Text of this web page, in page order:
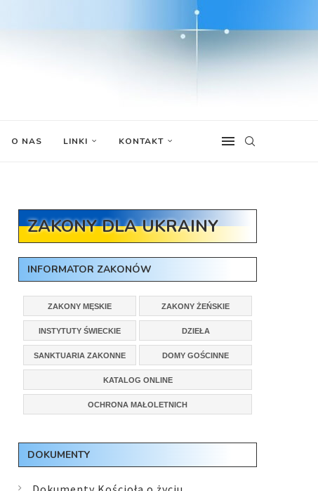
O NAS LINKI KONTAKT
ZAKONY DLA UKRAINY
INFORMATOR ZAKONÓW
ZAKONY MĘSKIE ZAKONY ŻEŃSKIE
INSTYTUTY ŚWIECKIE DZIEŁA
SANKTUARIA ZAKONNE DOMY GOŚCINNE
KATALOG ONLINE
OCHRONA MAŁOLETNICH
DOKUMENTY